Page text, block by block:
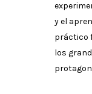
y el
práctico
los